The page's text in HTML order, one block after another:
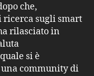
che,
ricerca sugli smart
rilasciato in
si è
community di